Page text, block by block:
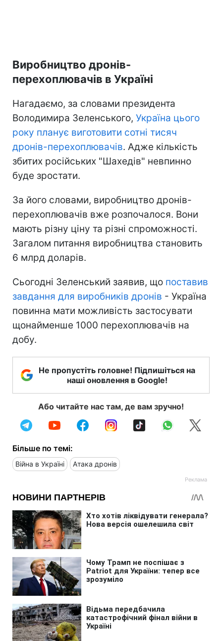
Виробництво дронів-
перехоплювачів в Україні
Нагадаємо, за словами президента
Володимира Зеленського, Україна цього
року планує виготовити сотні тисяч
дронів-перехоплювачів. Адже кількість
збитих російських "Шахедів" невпинно
буде зростати.
За його словами, виробництво дронів-
перехоплювачів вже розпочалося. Вони
мають різну ціну та різні спроможності.
Загалом питання виробництва становить
6 млрд доларів.
Сьогодні Зеленський заявив, що поставив
завдання для виробників дронів - Україна
повинна мати можливість застосувати
щонайменше 1000 перехоплювачів на
добу.
Не пропустіть головне! Підпишіться на
наші оновлення в Google!
Або читайте нас там, де вам зручно!
Більше по темі:
Війна в Україні Атака дронів